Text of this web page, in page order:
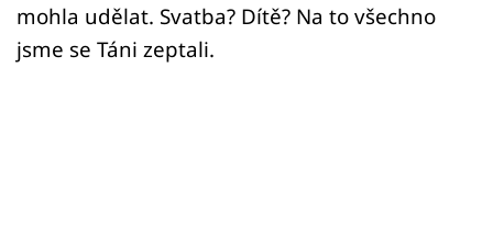
mohla udělat. Svatba? Dítě? Na to všechno
jsme se Táni zeptali.